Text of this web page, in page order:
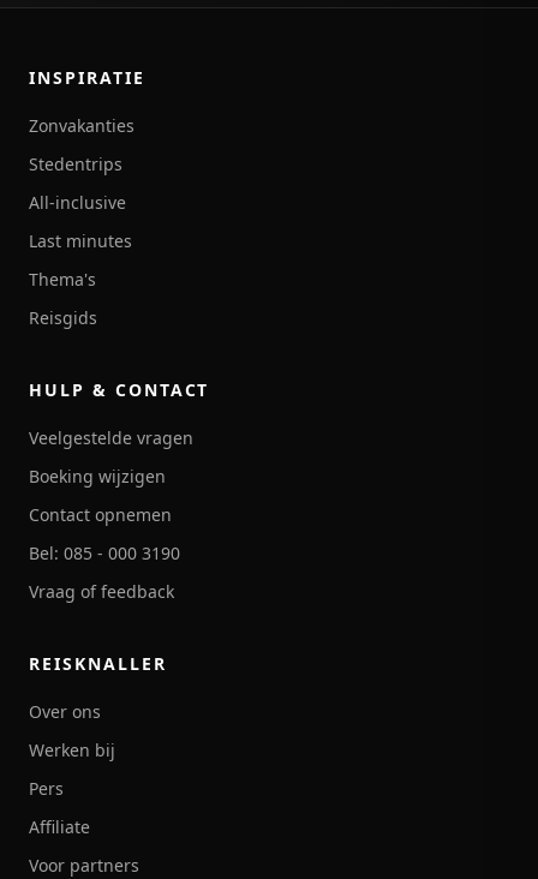
INSPIRATIE
Zonvakanties
Stedentrips
All-inclusive
Last minutes
Thema's
Reisgids
HULP & CONTACT
Veelgestelde vragen
Boeking wijzigen
Contact opnemen
Bel: 085 - 000 3190
Vraag of feedback
REISKNALLER
Over ons
Werken bij
Pers
Affiliate
Voor partners